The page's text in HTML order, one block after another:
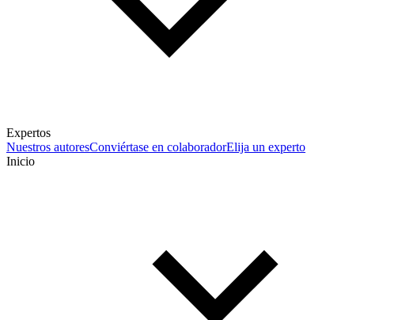
Expertos
Nuestros autoresConviértase en colaboradorElija un experto
Inicio